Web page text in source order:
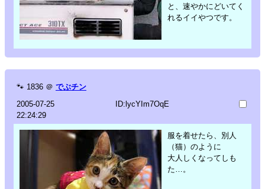
と、速やかにどいてく
れるイイやつです。
🐾 1836 ＠ でぶチン
2005-07-25
22:24:29
ID:lycYIm7OqE
服を着せたら、別人
（猫）のように
大人しくなってしも
た…。